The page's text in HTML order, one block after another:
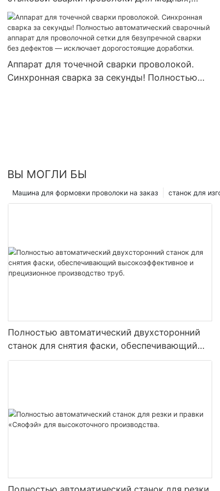
алюминиевых и железных труб
Аппарат для точечной сварки проволокой.
Синхронная сварка за секунды! Полностью
ВЫ МОГЛИ БЫ
станок для
Машина для формовки проволоки на заказ
Полностью автоматический двухсторонний
станок для снятия фаски, обеспечивающий
высокоэффективное и прецизионное